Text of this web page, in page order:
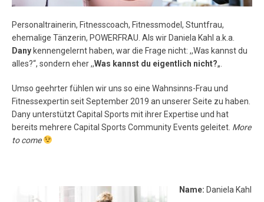
Personaltrainerin, Fitnesscoach, Fitnessmodel, Stuntfrau,
ehemalige Tänzerin, POWERFRAU. Als wir Daniela Kahl a.k.a.
Dany kennengelernt haben, war die Frage nicht: ,,Was kannst du
alles?“, sondern eher ,,Was kannst du eigentlich nicht?„.
Umso geehrter fühlen wir uns so eine Wahnsinns-Frau und
Fitnessexpertin seit September 2019 an unserer Seite zu haben.
Dany unterstützt Capital Sports mit ihrer Expertise und hat
bereits mehrere Capital Sports Community Events geleitet. More
to come
Name: Daniela Kahl